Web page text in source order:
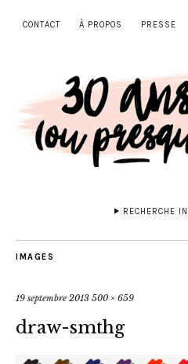
CONTACT À PROPOS PRESSE
RECHERCHE
IMAGES
19 septembre 2013 500 × 659
draw-smthg